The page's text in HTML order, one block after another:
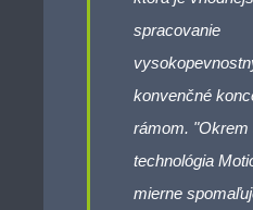
spracovanie
konvenčné
rámom. "Okrem
technológia
mierne